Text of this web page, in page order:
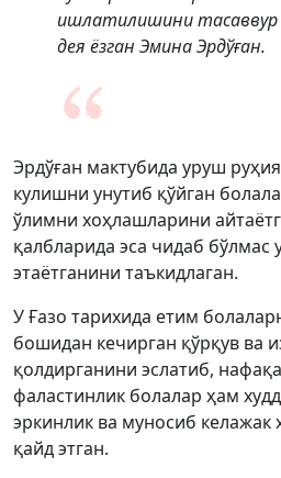
ишлатилишини тасаввур
дея ёзган Эмина Эрдўған.
Эрдўған мактубида уруш
кулишни унутиб қўйган
ўлимни хоҳлашларини
қалбларида эса чидаб бўлмас
этаётганини таъкидлаган.
У Ғазо тарихида етим
бошидан кечирган қўрқув ва
қолдирганини эслатиб,
фаластинлик болалар ҳам
эркинлик ва муносиб келажак
қайд этган.